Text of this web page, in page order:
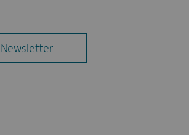
Newsletter